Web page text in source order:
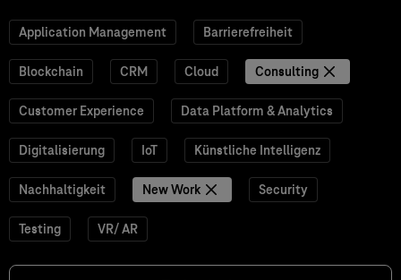
Application Management Barrierefreiheit
Blockchain CRM Cloud Consulting
Customer Experience Data Platform & Analytics
Digitalisierung IoT Künstliche Intelligenz
Nachhaltigkeit New Work Security
Testing VR/ AR